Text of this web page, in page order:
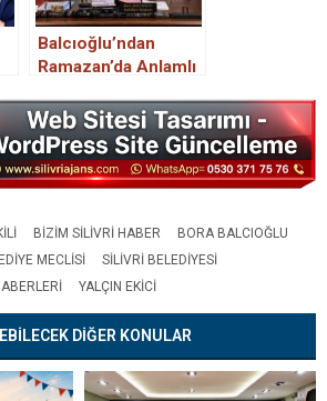
Balcıoğlu’ndan
Ramazan’da Anlamlı
BIZIM SILIVRI HABER
BORA BALCIOĞLU
MECLISI
SILIVRI BELEDIYESI
YALÇIN EKICI
DİĞER KONULAR